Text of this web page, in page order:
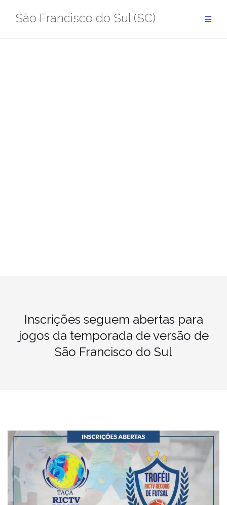
São Francisco do Sul (SC)
Inscrições seguem abertas para
jogos da temporada de versão de
São Francisco do Sul